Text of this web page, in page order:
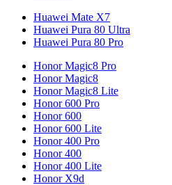
Huawei Mate X7
Huawei Pura 80 Ultra
Huawei Pura 80 Pro
Honor Magic8 Pro
Honor Magic8
Honor Magic8 Lite
Honor 600 Pro
Honor 600
Honor 600 Lite
Honor 400 Pro
Honor 400
Honor 400 Lite
Honor X9d